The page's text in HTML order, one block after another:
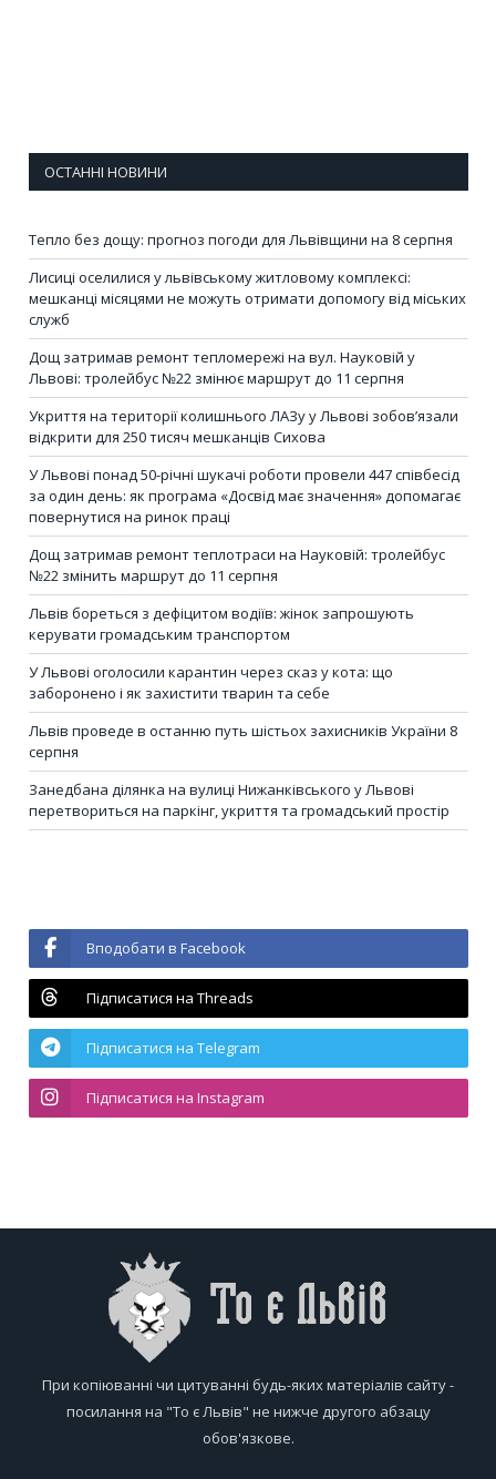
ОСТАННІ НОВИНИ
Тепло без дощу: прогноз погоди для Львівщини на 8 серпня
Лисиці оселилися у львівському житловому комплексі:
мешканці місяцями не можуть отримати допомогу від міських
служб
Дощ затримав ремонт тепломережі на вул. Науковій у
Львові: тролейбус №22 змінює маршрут до 11 серпня
Укриття на території колишнього ЛАЗу у Львові зобов’язали
відкрити для 250 тисяч мешканців Сихова
У Львові понад 50-річні шукачі роботи провели 447 співбесід
за один день: як програма «Досвід має значення» допомагає
повернутися на ринок праці
Дощ затримав ремонт теплотраси на Науковій: тролейбус
№22 змінить маршрут до 11 серпня
Львів бореться з дефіцитом водіїв: жінок запрошують
керувати громадським транспортом
У Львові оголосили карантин через сказ у кота: що
заборонено і як захистити тварин та себе
Львів проведе в останню путь шістьох захисників України 8
серпня
Занедбана ділянка на вулиці Нижанківського у Львові
перетвориться на паркінг, укриття та громадський простір
Вподобати в Facebook
Підписатися на Threads
Підписатися на Telegram
Підписатися на Instagram
При копіюванні чи цитуванні будь-яких матеріалів сайту -
посилання на "То є Львів" не нижче другого абзацу
обов'язкове.